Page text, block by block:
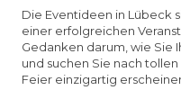
Die Eventideen in Lübeck
einer erfolgreichen
Gedanken darum, wie Sie
und suchen Sie nach
Feier einzigartig